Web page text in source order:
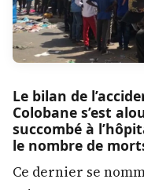
Le bilan de
Colobane s’est
succombé à
le nombre de
Ce dernier se